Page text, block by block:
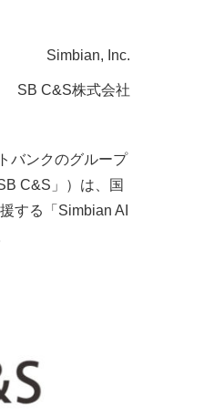
Simbian, Inc.
SB C&S株式会社
バンクのグループ
C&S」）は、国
する「Simbian AI